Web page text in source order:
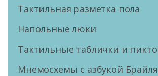
Тактильная разметка пола
Напольные люки
Тактильные таблички и
Мнемосхемы с азбукой Брайля